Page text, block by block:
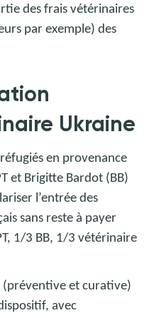
des frais vétérinaires
par exemple) des
Ukraine
réfugiés en provenance
et Brigitte Bardot (BB)
l’entrée des
sans reste à payer
1/3 BB, 1/3 vétérinaire
(préventive et curative)
avec